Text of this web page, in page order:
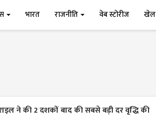
भारत राजनीति वेब स्टोरीज खेल
ने की 2 दशकों बाद की सबसे बड़ी दर वृद्धि की